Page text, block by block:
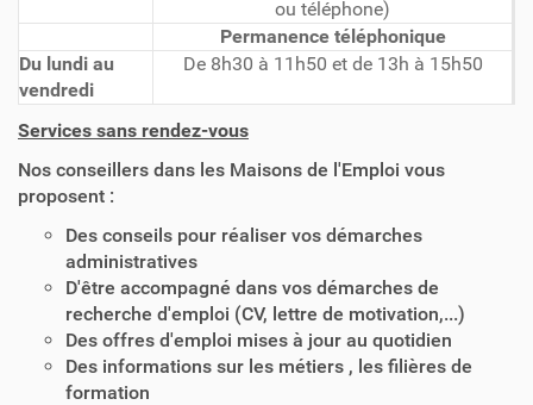
ou téléphone)
Permanence téléphonique
Du lundi au
vendredi
De 8h30 à 11h50 et de 13h à 15h50
Services sans rendez-vous
Nos conseillers dans les Maisons de l'Emploi vous
proposent :
Des conseils pour réaliser vos démarches
administratives
D'être accompagné dans vos démarches de
recherche d'emploi (CV, lettre de motivation,...)
Des offres d'emploi mises à jour au quotidien
Des informations sur les métiers , les filières de
formation